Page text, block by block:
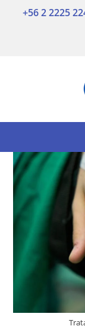
+56 2 2225